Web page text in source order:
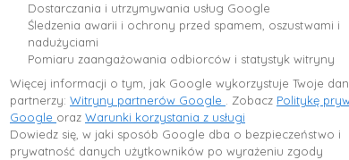
Dostarczania i utrzymywania usług Google
Śledzenia awarii i ochrony przed spamem, oszustwami i
nadużyciami
Pomiaru zaangażowania odbiorców i statystyk witryny
Więcej informacji o tym, jak Google wykorzystuje Twoje
partnerzy: Witryny partnerów Google . Zobacz Politykę
Google oraz Warunki korzystania z usługi
Dowiedz się, w jaki sposób Google dba o bezpieczeństwo i
prywatność danych użytkowników po wyrażeniu zgody
KIPI
do palnika KIPI
264,00 PLN*
z podatkiem VAT
KIPI
Palnik obrotowy na pellet
5568,04 PLN*
* z podatkiem VAT